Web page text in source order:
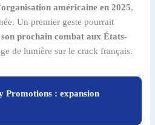
américaine en 2025,
Un premier geste pourrait
prochain combat aux États-
de lumière sur le crack français.
Promotions : expansion